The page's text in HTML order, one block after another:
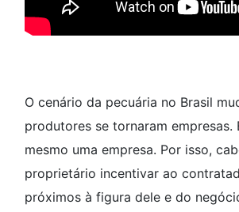
O cenário da pecuária no Brasil
produtores se tornaram empresas.
mesmo uma empresa. Por isso,
proprietário incentivar ao
próximos à figura dele e do